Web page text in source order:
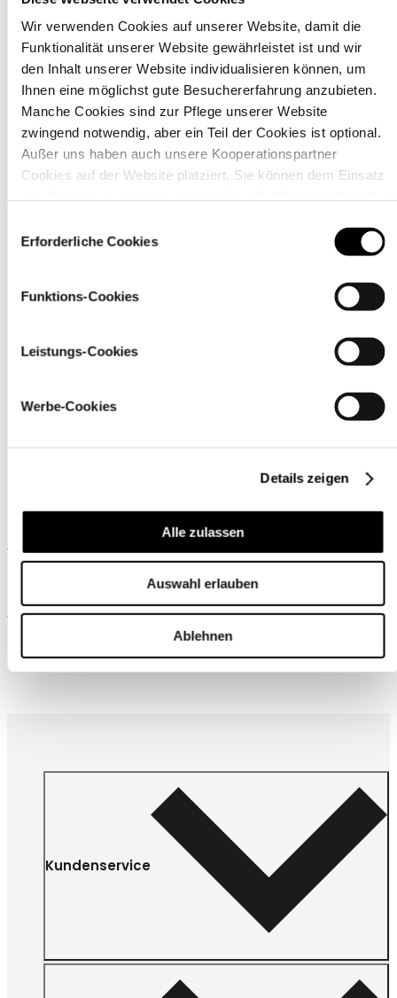
Wir verwenden Cookies auf unserer Website, damit die
Funktionalität unserer Website gewährleistet ist und wir
den Inhalt unserer Website individualisieren können, um
Ihnen eine möglichst gute Besuchererfahrung anzubieten.
Manche Cookies sind zur Pflege unserer Website
zwingend notwendig, aber ein Teil der Cookies ist optional.
Außer uns haben auch unsere Kooperationspartner
Cookies auf der Website platziert. Sie können dem Einsatz
über den Link „Cookie-Einstellungen
Erforderliche Cookies
Funktions-Cookies
Leistungs-Cookies
Werbe-Cookies
Details zeigen
Alle zulassen
Auswahl erlauben
Ablehnen
Material
Pflegehinweise
Ähnliche Produkte
Wird oft zusammen gekauft
Kundenservice